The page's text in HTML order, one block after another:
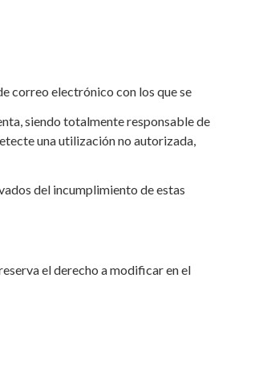
correo electrónico con los que se
siendo totalmente responsable de
una utilización no autorizada,
del incumplimiento de estas
el derecho a modificar en el